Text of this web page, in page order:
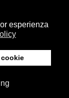
esperienza